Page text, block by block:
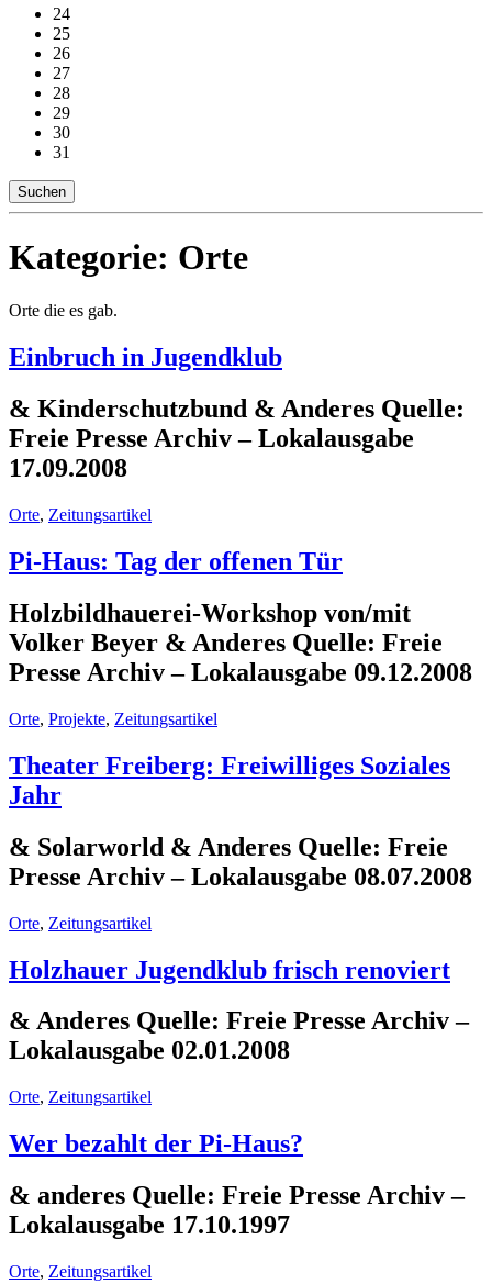
24
25
26
27
28
29
30
31
Suchen
Kategorie: Orte
Orte die es gab.
Einbruch in Jugendklub
& Kinderschutzbund & Anderes Quelle:
Freie Presse Archiv – Lokalausgabe
17.09.2008
Orte, Zeitungsartikel
Pi-Haus: Tag der offenen Tür
Holzbildhauerei-Workshop von/mit
Volker Beyer & Anderes Quelle: Freie
Presse Archiv – Lokalausgabe 09.12.2008
Orte, Projekte, Zeitungsartikel
Theater Freiberg: Freiwilliges Soziales
Jahr
& Solarworld & Anderes Quelle: Freie
Presse Archiv – Lokalausgabe 08.07.2008
Orte, Zeitungsartikel
Holzhauer Jugendklub frisch renoviert
& Anderes Quelle: Freie Presse Archiv –
Lokalausgabe 02.01.2008
Orte, Zeitungsartikel
Wer bezahlt der Pi-Haus?
& anderes Quelle: Freie Presse Archiv –
Lokalausgabe 17.10.1997
Orte, Zeitungsartikel